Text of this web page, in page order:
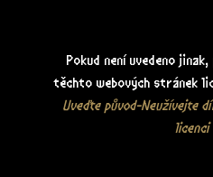
Pokud není uvedeno
těchto webových stránek
Uveďte původ-Neužívejte
licenci